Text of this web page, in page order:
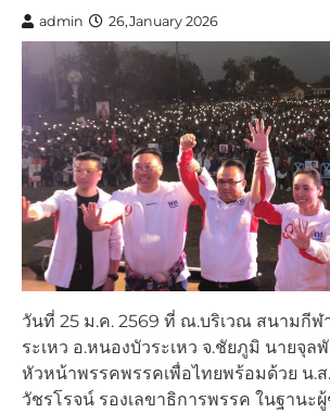
admin 26,January 2026
วันที่ 25 ม.ค. 2569 ที่ ณ.บริเวณ สนามกีฬ
ระเหว อ.หนองบัวระเหว จ.ชัยภูมิ นายจุ
หัวหน้าพรรคพรรคเพื่อไทยพร้อมด้วย น
วัชรโรจน์ รองเลขาธิการพรรค ในฐานะ